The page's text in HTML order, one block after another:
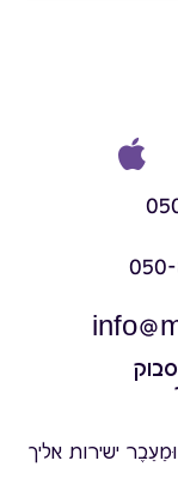
ישירות אליך